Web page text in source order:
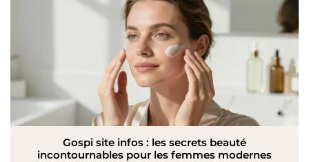
Gospi site infos : les secrets beauté
incontournables pour les femmes modernes